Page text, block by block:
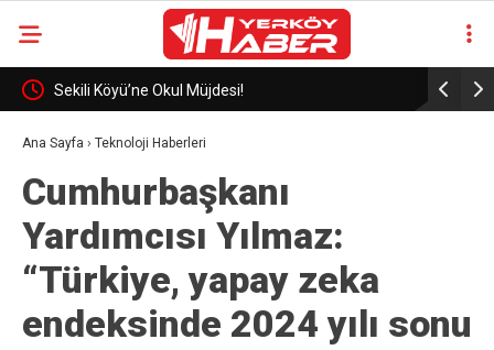
Sekili Köyü’ne Okul Müjdesi! 29 Yıllık
Ana Sayfa › Teknoloji Haberleri
Cumhurbaşkanı
Yardımcısı Yılmaz:
“Türkiye, yapay zeka
endeksinde 2024 yılı sonu